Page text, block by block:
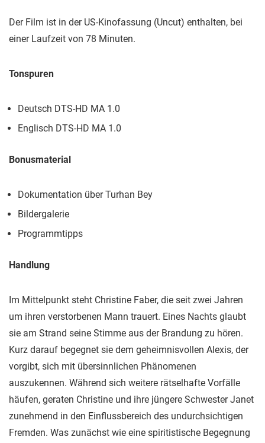
Der Film ist in der US-Kinofassung (Uncut) enthalten, bei
einer Laufzeit von 78 Minuten.
Tonspuren
Deutsch DTS-HD MA 1.0
Englisch DTS-HD MA 1.0
Bonusmaterial
Dokumentation über Turhan Bey
Bildergalerie
Programmtipps
Handlung
Im Mittelpunkt steht Christine Faber, die seit zwei Jahren
um ihren verstorbenen Mann trauert. Eines Nachts glaubt
sie am Strand seine Stimme aus der Brandung zu hören.
Kurz darauf begegnet sie dem geheimnisvollen Alexis, der
vorgibt, sich mit übersinnlichen Phänomenen
auszukennen. Während sich weitere rätselhafte Vorfälle
häufen, geraten Christine und ihre jüngere Schwester Janet
zunehmend in den Einflussbereich des undurchsichtigen
Fremden. Was zunächst wie eine spiritistische Begegnung